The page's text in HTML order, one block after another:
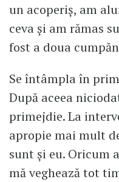
un acoperiș, am
ceva și am rămas
fost a doua
Se întâmpla în
După aceea
primejdie. La
apropie mai mult
sunt și eu. Oricum
mă veghează tot